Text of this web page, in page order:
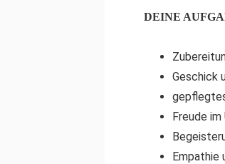
DEINE
Geschick
Freude
Empathie